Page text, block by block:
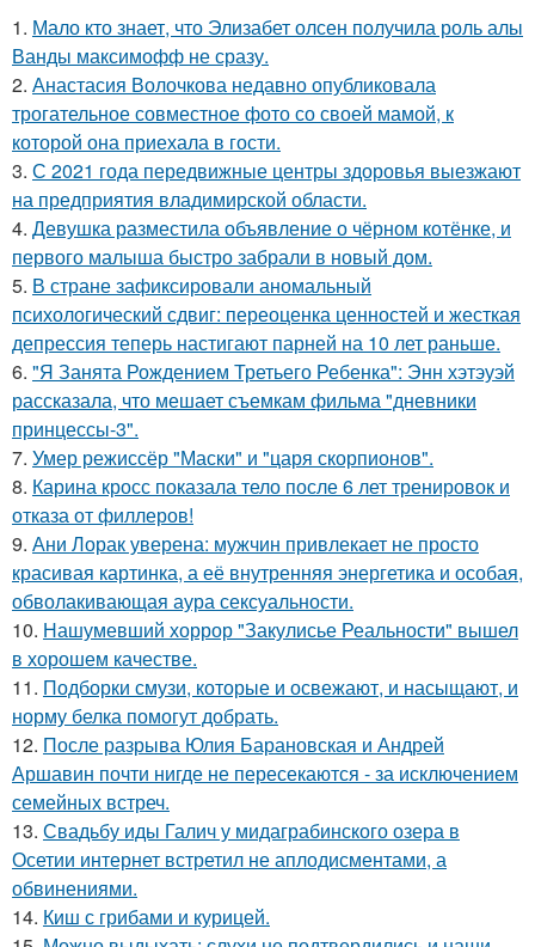
1. Мало кто знает, что Элизабет олсен получила роль алы
Ванды максимофф не сразу.
2. Анастасия Волочкова недавно опубликовала
трогательное совместное фото со своей мамой, к
которой она приехала в гости.
3. С 2021 года передвижные центры здоровья выезжают
на предприятия владимирской области.
4. Девушка разместила объявление о чёрном котёнке, и
первого малыша быстро забрали в новый дом.
5. В стране зафиксировали аномальный
психологический сдвиг: переоценка ценностей и жесткая
депрессия теперь настигают парней на 10 лет раньше.
6. "Я Занята Рождением Третьего Ребенка": Энн хэтэуэй
рассказала, что мешает съемкам фильма "дневники
принцессы-3".
7. Умер режиссёр "Маски" и "царя скорпионов".
8. Карина кросс показала тело после 6 лет тренировок и
отказа от филлеров!
9. Ани Лорак уверена: мужчин привлекает не просто
красивая картинка, а её внутренняя энергетика и особая,
обволакивающая аура сексуальности.
10. Нашумевший хоррор "Закулисье Реальности" вышел
в хорошем качестве.
11. Подборки смузи, которые и освежают, и насыщают, и
норму белка помогут добрать.
12. После разрыва Юлия Барановская и Андрей
Аршавин почти нигде не пересекаются - за исключением
семейных встреч.
13. Свадьбу иды Галич у мидаграбинского озера в
Осетии интернет встретил не аплодисментами, а
обвинениями.
14. Киш с грибами и курицей.